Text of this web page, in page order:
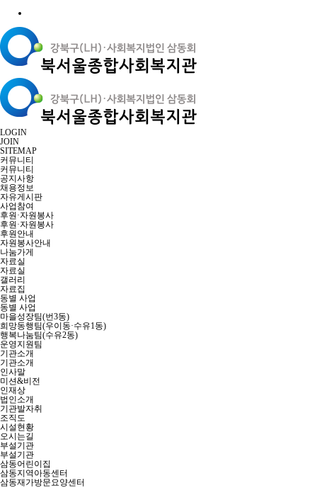
LOGIN
JOIN
SITEMAP
커뮤니티
커뮤니티
공지사항
채용정보
자유게시판
사업참여
후원·자원봉사
후원·자원봉사
후원안내
자원봉사안내
나눔가게
자료실
자료실
갤러리
자료집
동별 사업
동별 사업
마을성장팀(번3동)
희망동행팀(우이동·수유1동)
행복나눔팀(수유2동)
운영지원팀
기관소개
기관소개
인사말
미션&비전
인재상
법인소개
기관발자취
조직도
시설현황
오시는길
부설기관
부설기관
삼동어린이집
삼동지역아동센터
삼동재가방문요양센터